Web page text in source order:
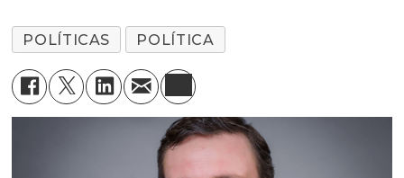
POLÍTICAS POLÍTICA